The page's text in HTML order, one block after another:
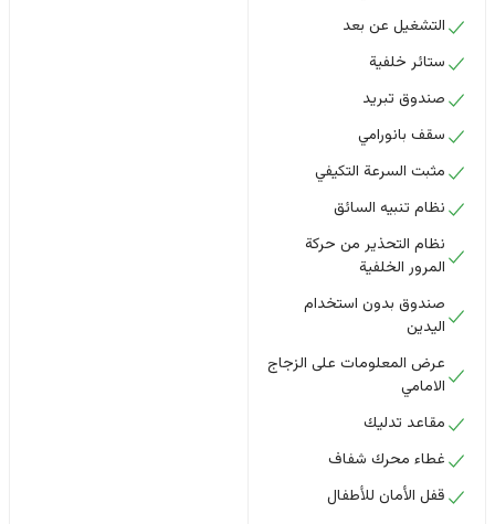
التشغيل عن بعد
ستائر خلفية
صندوق تبريد
سقف بانورامي
مثبت السرعة التكيفي
نظام تنبيه السائق
نظام التحذير من حركة
المرور الخلفية
صندوق بدون استخدام
اليدين
عرض المعلومات على الزجاج
الامامي
مقاعد تدليك
غطاء محرك شفاف
قفل الأمان للأطفال